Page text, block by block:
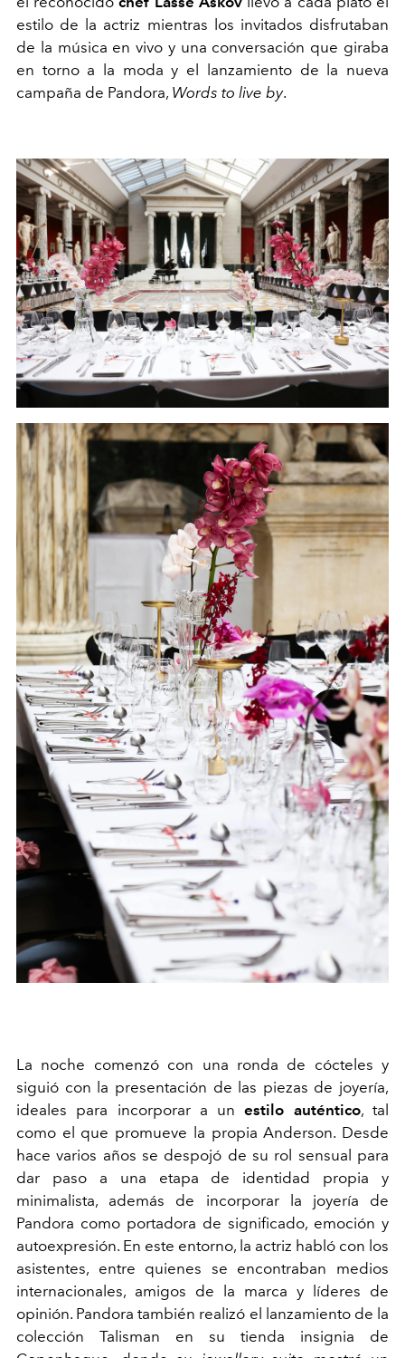
estilo de la actriz mientras los invitados disfrutaban
de la música en vivo y una conversación que giraba
en torno a la moda y el lanzamiento de la nueva
campaña de Pandora, Words to live by.
La noche comenzó con una ronda de cócteles y
siguió con la presentación de las piezas de joyería,
ideales para incorporar a unestilo auténtico, tal
como el que promueve la propia Anderson. Desde
hace varios años se despojó de su rol sensual para
dar paso a una etapa de identidad propia y
minimalista, además de incorporar la joyería de
Pandora como portadora de significado, emoción y
autoexpresión. En este entorno, la actriz habló con los
asistentes, entre quienes se encontraban medios
internacionales, amigos de la marca y líderes de
opinión. Pandora también realizó el lanzamiento de la
colección Talisman en su tienda insignia de